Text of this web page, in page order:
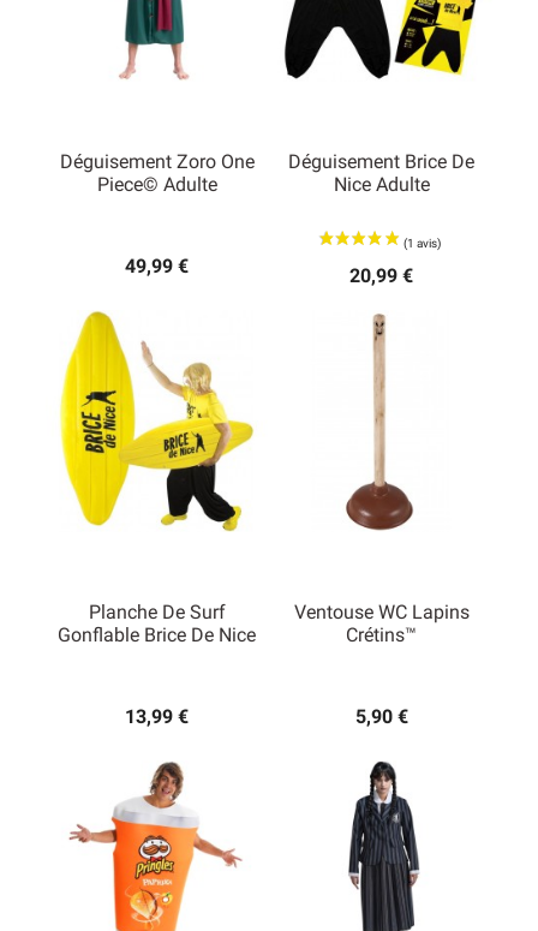
Déguisement Zoro One
Piece© Adulte
49,99 €
Déguisement Brice De
Nice Adulte
20,99 €
Planche De Surf
Gonflable Brice De Nice
13,99 €
Ventouse WC Lapins
Crétins™
5,90 €